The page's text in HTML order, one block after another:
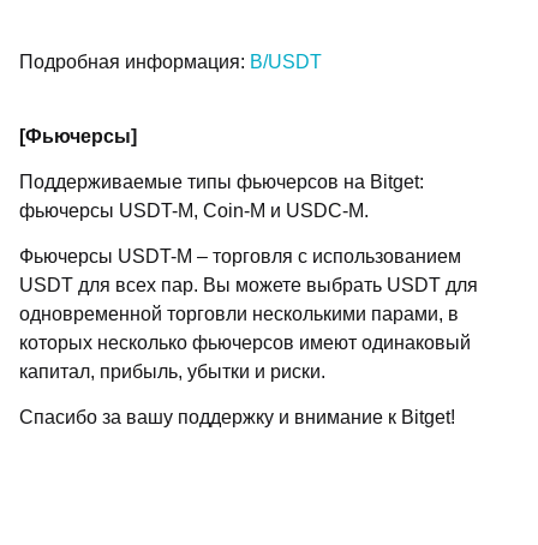
Подробная информация: B/USDT
[Фьючерсы]
Поддерживаемые типы фьючерсов на Bitget:
фьючерсы USDT-M, Coin-M и USDC-M.
Фьючерсы USDT-M – торговля с использованием
USDT для всех пар. Вы можете выбрать USDT для
одновременной торговли несколькими парами, в
которых несколько фьючерсов имеют одинаковый
капитал, прибыль, убытки и риски.
Спасибо за вашу поддержку и внимание к Bitget!